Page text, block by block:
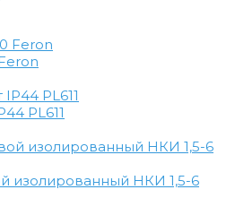
PL611
изолированный НКИ 1,5-6